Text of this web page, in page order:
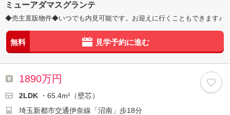
ミューアダマスグランテ
◆売主直販物件◆いつでも内見可能です。お迎えに行くこともできます♪
無料 見学予約に進む
1890万円
2LDK
・65.4m²（壁芯）
埼玉新都市交通伊奈線「沼南」歩18分